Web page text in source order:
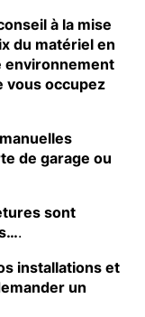
à la mise
du matériel en
environnement
vous occupez
de garage ou
sont
.
installations et
un